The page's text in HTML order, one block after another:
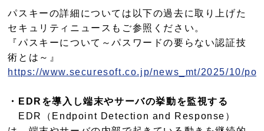
パスキーの詳細については以下の過去に取り上げた
セキュリティニュースもご参照ください。
『パスキーについて～パスワードの要らない認証技
術とは～』
https://www.securesoft.co.jp/news_mt/2025/10/
・EDRを導入し端末やサーバの挙動を監視する
EDR（Endpoint Detection and Response）